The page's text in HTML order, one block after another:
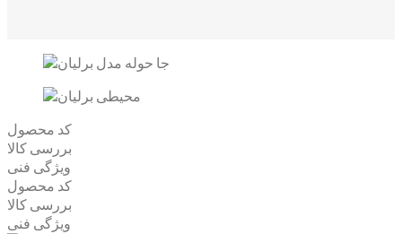
کد محصول
بررسی کالا
ویژگی فنی
کد محصول
بررسی کالا
ویژگی فنی